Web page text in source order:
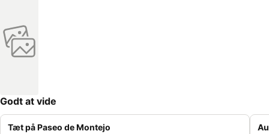
Godt at vide
Tæt på Paseo de Montejo